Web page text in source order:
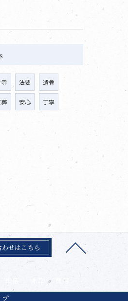
法要 遺骨
葬 安心 丁寧
せはこちら
費用